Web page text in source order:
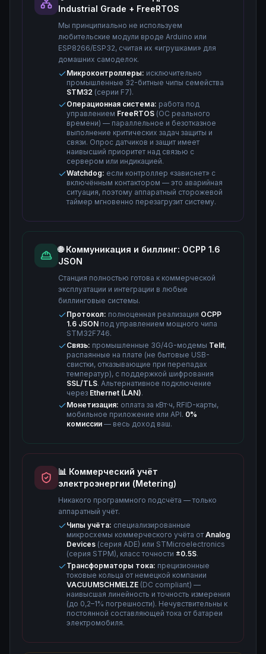
Industrial Grade + FreeRTOS
Мы принципиально не используем
любительские модули вроде Arduino или
ESP8266/ESP32, считая их «игрушками» для
домашних самоделок.
Микроконтроллеры: исключительно
промышленные 32-битные чипы семейства
STM32 (серии F7).
Операционная система: работа под
управлением FreeRTOS (ОС реального
времени) — параллельное и безотказное
выполнение критических задач защиты и
связи. Опрос датчиков и защит имеет
наивысший приоритет над связью с
сервером или индикацией.
Watchdog: если контроллер «зависнет» с
включённым контактором — это аварийная
ситуация, поэтому аппаратный сторожевой
таймер мгновенно перезагрузит систему.
🌐 Коммуникация и биллинг: OCPP 1.6
JSON
Станция полностью готова к коммерческой
эксплуатации и интеграции в любые
биллинговые системы.
Протокол: полноценная реализация OCPP
1.6 JSON под управлением мощного чипа
STM32F746.
Связь: промышленные 3G/4G-модемы Telit,
распаянные на плате (не бытовые USB-
свистки, отказывающие при перепадах
температур), с поддержкой шифрования
SSL/TLS. Альтернативное подключение
через Ethernet (LAN).
Монетизация: оплата за кВт·ч, RFID-карты,
мобильное приложение или API. 0%
комиссии — весь доход ваш.
📊 Коммерческий учёт
электроэнергии (Metering)
Никакого программного подсчёта — только
аппаратный учёт.
Чипы учёта: специализированные
микросхемы коммерческого учёта от Analog
Devices (серия ADE) или STMicroelectronics
(серия STPM), класс точности ±0.5S.
Трансформаторы тока: прецизионные
токовые кольца от немецкой компании
VACUUMSCHMELZE (DC compliant) —
наивысшая линейность и точность измерения
(до 0,2–1% погрешности). Нечувствительны к
постоянной составляющей тока от батареи
электромобиля.